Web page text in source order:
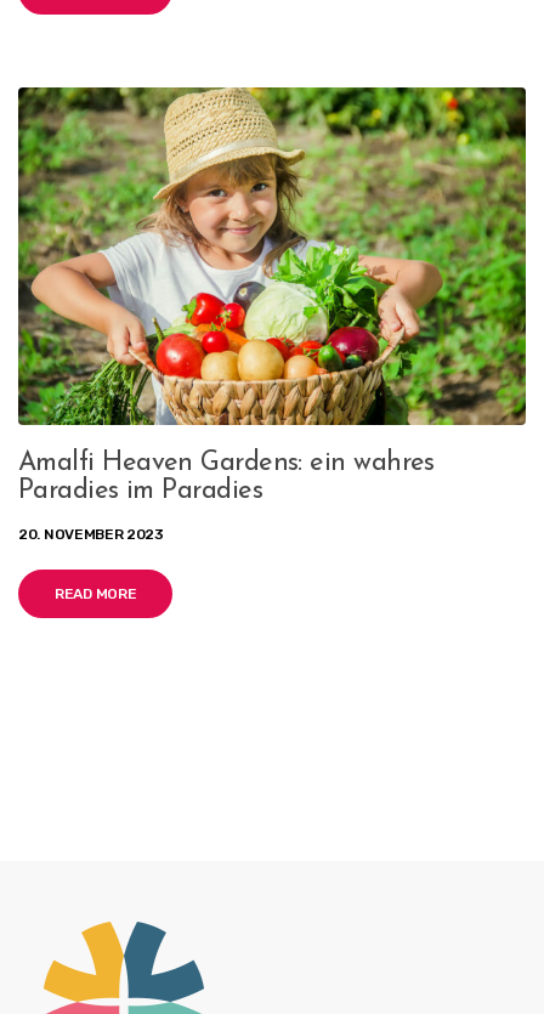
Amalfi Heaven Gardens: ein wahres
Paradies im Paradies
20. NOVEMBER 2023
READ MORE